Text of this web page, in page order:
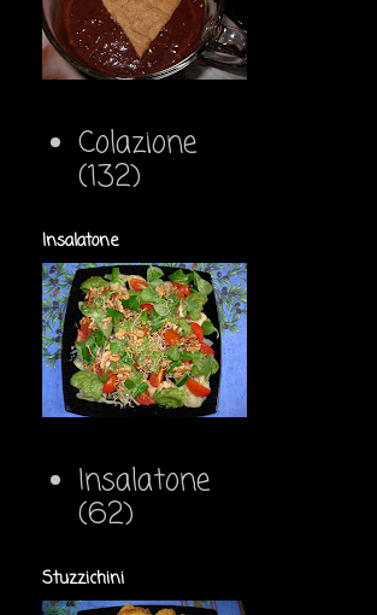
Colazione
(132)
Insalatone
Insalatone
(62)
Stuzzichini